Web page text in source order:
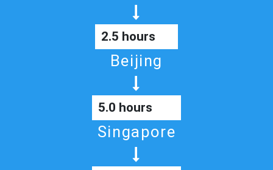
2.5 hours
Beijing
5.0 hours
Singapore